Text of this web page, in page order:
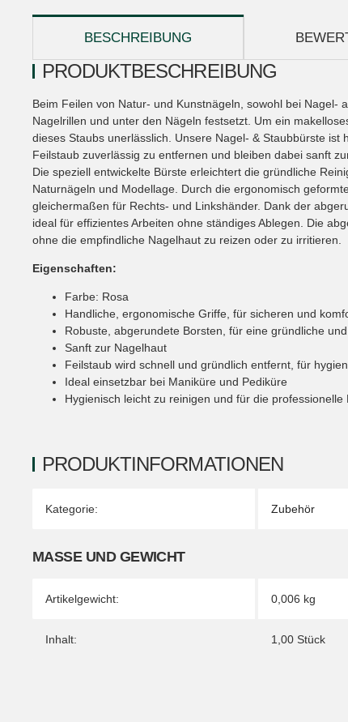
weitere Registerkarten anzeigen
BESCHREIBUNG
PRODUKTINFORMATIONEN
Produkteigenschaft
Wert
Kategorie: Zubehör
MASSE UND GEWICHT
Artikelgewicht: 0,006 kg
Inhalt: 1,00 Stück
PRODUKTBESCHREIBUNG
Beim Feilen von Natur- und Kunstnägeln, sowohl bei
Nagelrillen und unter den Nägeln festsetzt. Um ein
dieses Staubs unerlässlich. Unsere Nagel- & Staubbürste
Feilstaub zuverlässig zu entfernen und bleiben dabei sanft
Die speziell entwickelte Bürste erleichtert die gründliche
Naturnägeln und Modellage. Durch die ergonomisch
gleichermaßen für Rechts- und Linkshänder. Dank der
ideal für effizientes Arbeiten ohne ständiges Ablegen. Die
ohne die empfindliche Nagelhaut zu reizen oder zu irritieren.
Eigenschaften:
Farbe: Rosa
Handliche, ergonomische Griffe, für sicheren und
Robuste, abgerundete Borsten, für eine gründliche
Sanft zur Nagelhaut
Feilstaub wird schnell und gründlich entfernt, für
Ideal einsetzbar bei Maniküre und Pediküre
Hygienisch leicht zu reinigen und für die professionelle